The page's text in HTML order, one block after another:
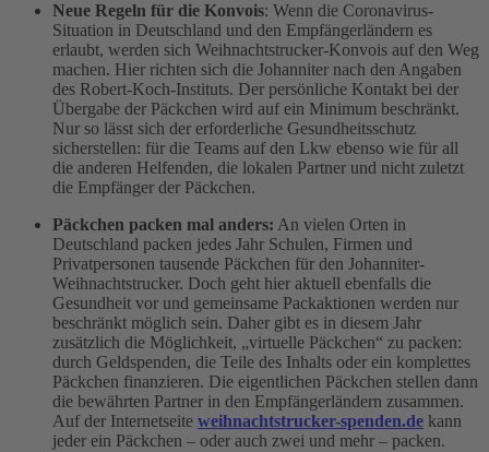
Neue Regeln für die Konvois: Wenn die Coronavirus-
Situation in Deutschland und den Empfängerländern es
erlaubt, werden sich Weihnachtstrucker-Konvois auf den Weg
machen. Hier richten sich die Johanniter nach den Angaben
des Robert-Koch-Instituts. Der persönliche Kontakt bei der
Übergabe der Päckchen wird auf ein Minimum beschränkt.
Nur so lässt sich der erforderliche Gesundheitsschutz
sicherstellen: für die Teams auf den Lkw ebenso wie für all
die anderen Helfenden, die lokalen Partner und nicht zuletzt
die Empfänger der Päckchen.
Päckchen packen mal anders: An vielen Orten in
Deutschland packen jedes Jahr Schulen, Firmen und
Privatpersonen tausende Päckchen für den Johanniter-
Weihnachtstrucker. Doch geht hier aktuell ebenfalls die
Gesundheit vor und gemeinsame Packaktionen werden nur
beschränkt möglich sein. Daher gibt es in diesem Jahr
zusätzlich die Möglichkeit, „virtuelle Päckchen“ zu packen:
durch Geldspenden, die Teile des Inhalts oder ein komplettes
Päckchen finanzieren. Die eigentlichen Päckchen stellen dann
die bewährten Partner in den Empfängerländern zusammen.
Auf der Internetseite weihnachtstrucker-spenden.de kann
jeder ein Päckchen – oder auch zwei und mehr – packen.